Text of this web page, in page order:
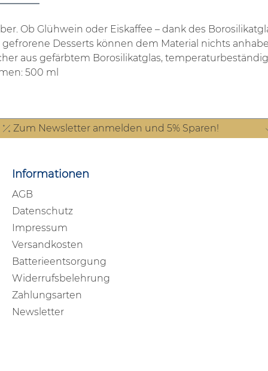
Ob Glühwein oder Eiskaffee – dank des
Desserts können dem Material nichts
aus gefärbtem Borosilikatglas,
500 ml
Zum Newsletter anmelden und 5% Sparen!
Informationen
AGB
Datenschutz
Impressum
Versandkosten
Batterieentsorgung
Widerrufsbelehrung
Zahlungsarten
Newsletter